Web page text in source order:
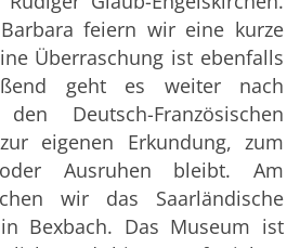
feiern wir eine kurze
Überraschung ist ebenfalls
geht es weiter nach
Deutsch-Französischen
eigenen Erkundung, zum
oder Ausruhen bleibt. Am
wir das Saarländische
Bexbach. Das Museum ist